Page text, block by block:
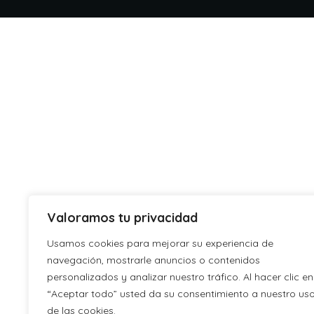
Valoramos tu privacidad
Usamos cookies para mejorar su experiencia de
navegación, mostrarle anuncios o contenidos
personalizados y analizar nuestro tráfico. Al hacer clic en
“Aceptar todo” usted da su consentimiento a nuestro
de las cookies.